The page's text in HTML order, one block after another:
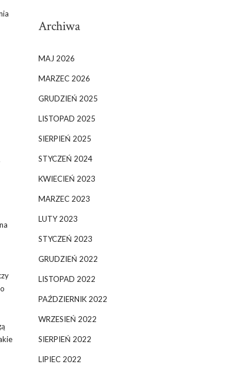
Archiwa
MAJ 2026
MARZEC 2026
GRUDZIEŃ 2025
LISTOPAD 2025
SIERPIEŃ 2025
STYCZEŃ 2024
KWIECIEŃ 2023
MARZEC 2023
LUTY 2023
STYCZEŃ 2023
GRUDZIEŃ 2022
LISTOPAD 2022
PAŹDZIERNIK 2022
WRZESIEŃ 2022
SIERPIEŃ 2022
LIPIEC 2022